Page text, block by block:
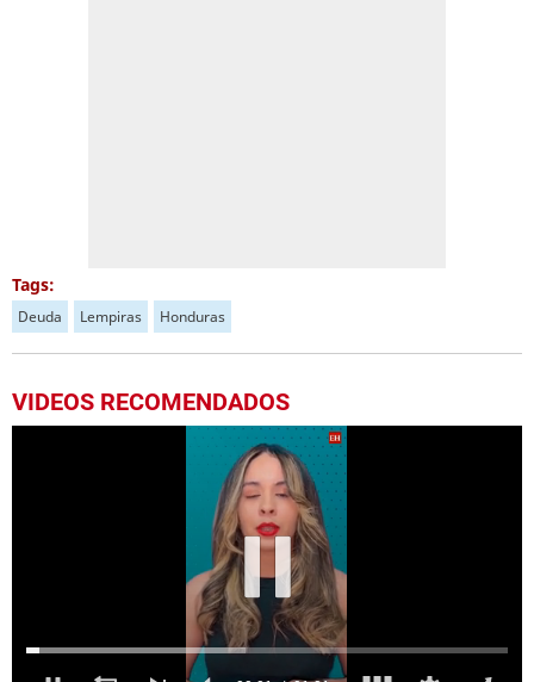
Tags:
Deuda Lempiras Honduras
VIDEOS RECOMENDADOS